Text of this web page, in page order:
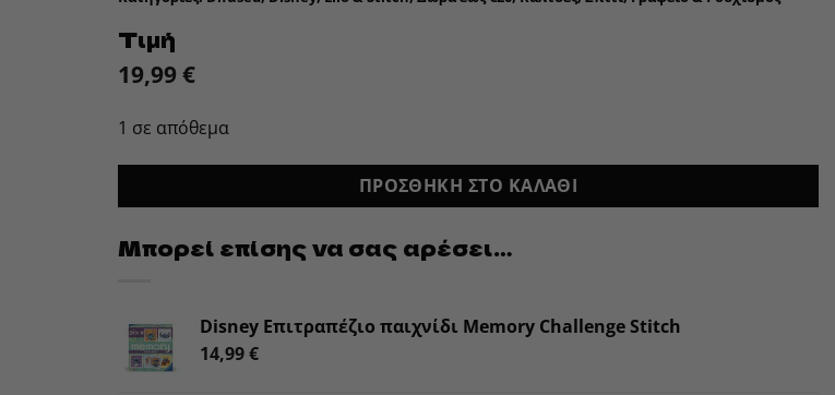
Τιμή
19,99€
1 σε απόθεμα
ΠΡΟΣΘΉΚΗ ΣΤΟ ΚΑΛΆΘΙ
Μπορεί επίσης να σας αρέσει…
Disney Επιτραπέζιο παιχνίδι Memory Challenge Stitch
14,99€